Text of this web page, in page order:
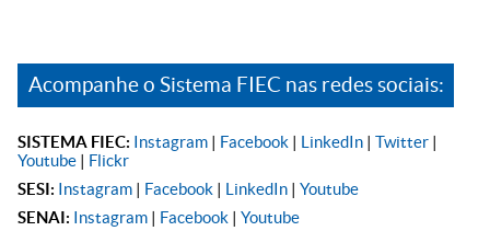
Acompanhe o Sistema FIEC nas redes sociais:
SISTEMA FIEC: Instagram | Facebook | LinkedIn | Twitter |
Youtube | Flickr
SESI: Instagram | Facebook | LinkedIn | Youtube
SENAI: Instagram | Facebook | Youtube